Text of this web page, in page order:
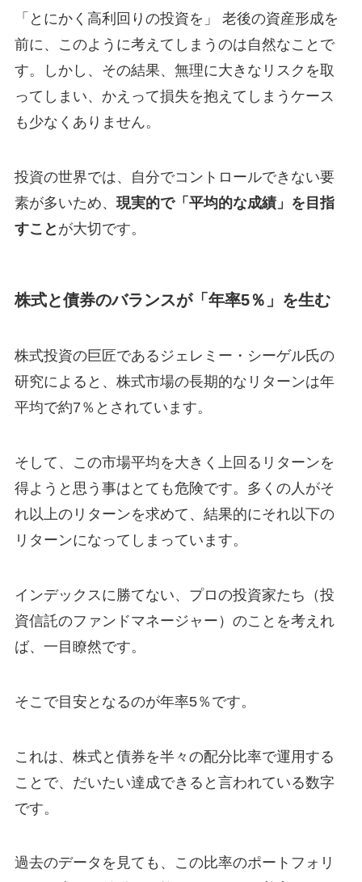
「とにかく高利回りの投資を」 老後の資産形成を
前に、このように考えてしまうのは自然なことで
す。しかし、その結果、無理に大きなリスクを取
ってしまい、かえって損失を抱えてしまうケース
も少なくありません。
投資の世界では、自分でコントロールできない要
素が多いため、 現実的で「平均的な成績」を目指
すこと が大切です。
株式と債券のバランスが「年率5％」を生む
株式投資の巨匠であるジェレミー・シーゲル氏の
研究によると、株式市場の長期的なリターンは年
平均で約7％とされています。
そして、この市場平均を大きく上回るリターンを
得ようと思う事はとても危険です。多くの人がそ
れ以上のリターンを求めて、結果的にそれ以下の
リターンになってしまっています。
インデックスに勝てない、プロの投資家たち（投
資信託のファンドマネージャー）のことを考えれ
ば、一目瞭然です。
そこで目安となるのが年率5％です。
これは、株式と債券を半々の配分比率で運用する
ことで、だいたい達成できると言われている数字
です。
過去のデータを見ても、この比率のポートフォリ